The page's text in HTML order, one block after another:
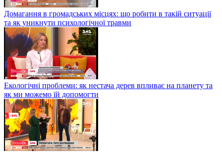
Домагання в громадських місцях: що робити в такій ситуації
та як уникнути психологічної травми
Екологічні проблеми: як нестача дерев впливає на планету та
як ми можемо їй допомогти